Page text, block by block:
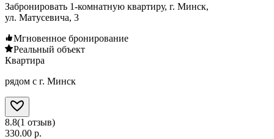
Забронировать 1-комнатную квартиру, г. Минск,
ул. Матусевича, 3
Мгновенное бронирование
Реальный объект
Квартира
рядом с г. Минск
8.8(1 отзыв)
330.00 р.